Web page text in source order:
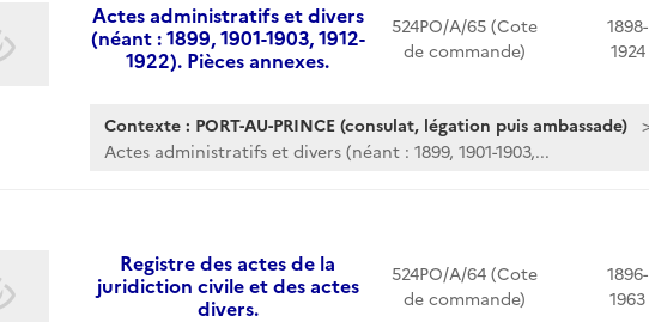
Actes administratifs et divers
(néant : 1899, 1901-1903, 1912-
1922). Pièces annexes.
524PO/A/65 (Cote
de commande)
1898-
1924
Contexte : PORT-AU-PRINCE (consulat, légation puis ambassade)
Actes administratifs et divers (néant : 1899, 1901-1903,...
Registre des actes de la
juridiction civile et des actes
divers.
524PO/A/64 (Cote
de commande)
1896-
1963